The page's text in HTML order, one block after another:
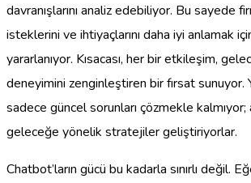
davranışlarını analiz edebiliyor. Bu sayede
isteklerini ve ihtiyaçlarını daha iyi anlamak
yararlanıyor. Kısacası, her bir etkileşim,
deneyimini zenginleştiren bir fırsat sunuyor.
sadece güncel sorunları çözmekle kalmıyor;
geleceğe yönelik stratejiler geliştiriyorlar.
Chatbot’ların gücü bu kadarla sınırlı değil.